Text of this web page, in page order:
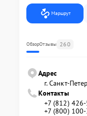
Маршрут
ОбзорОтзывы 260
Адрес
г. Санкт-
Контакты
+7 (812)
+7 (800)